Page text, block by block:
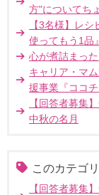
方"についてち
【3名様】レ
使ってもう1品
心が煮詰まっ
キャリア・マ
援事業『ココチ
【回答者募集
中秋の名月
このカテゴ
【回答者募集